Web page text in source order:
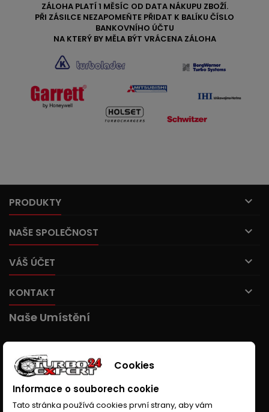
ZÁLOHA PLATÍ 1 MĚSÍC OD DATA NÁKUPU ZBOŽÍ.
PŘI ZÁSILCE NEZAPOMEŇTE PŘIDAT K BALÍKU ČÍSLO
BANKOVNÍHO ÚČTU
NA KTERÝ BY MĚLA BÝT VRÁCENA ZÁLOHA
PRODUKTY 
NAŠE SPOLEČNOST 
VÁŠ ÚČET 
KONTAKT 
Naše Umístění
Cookies
Informace o souborech cookie
Tato stránka používá cookies první strany, aby vám